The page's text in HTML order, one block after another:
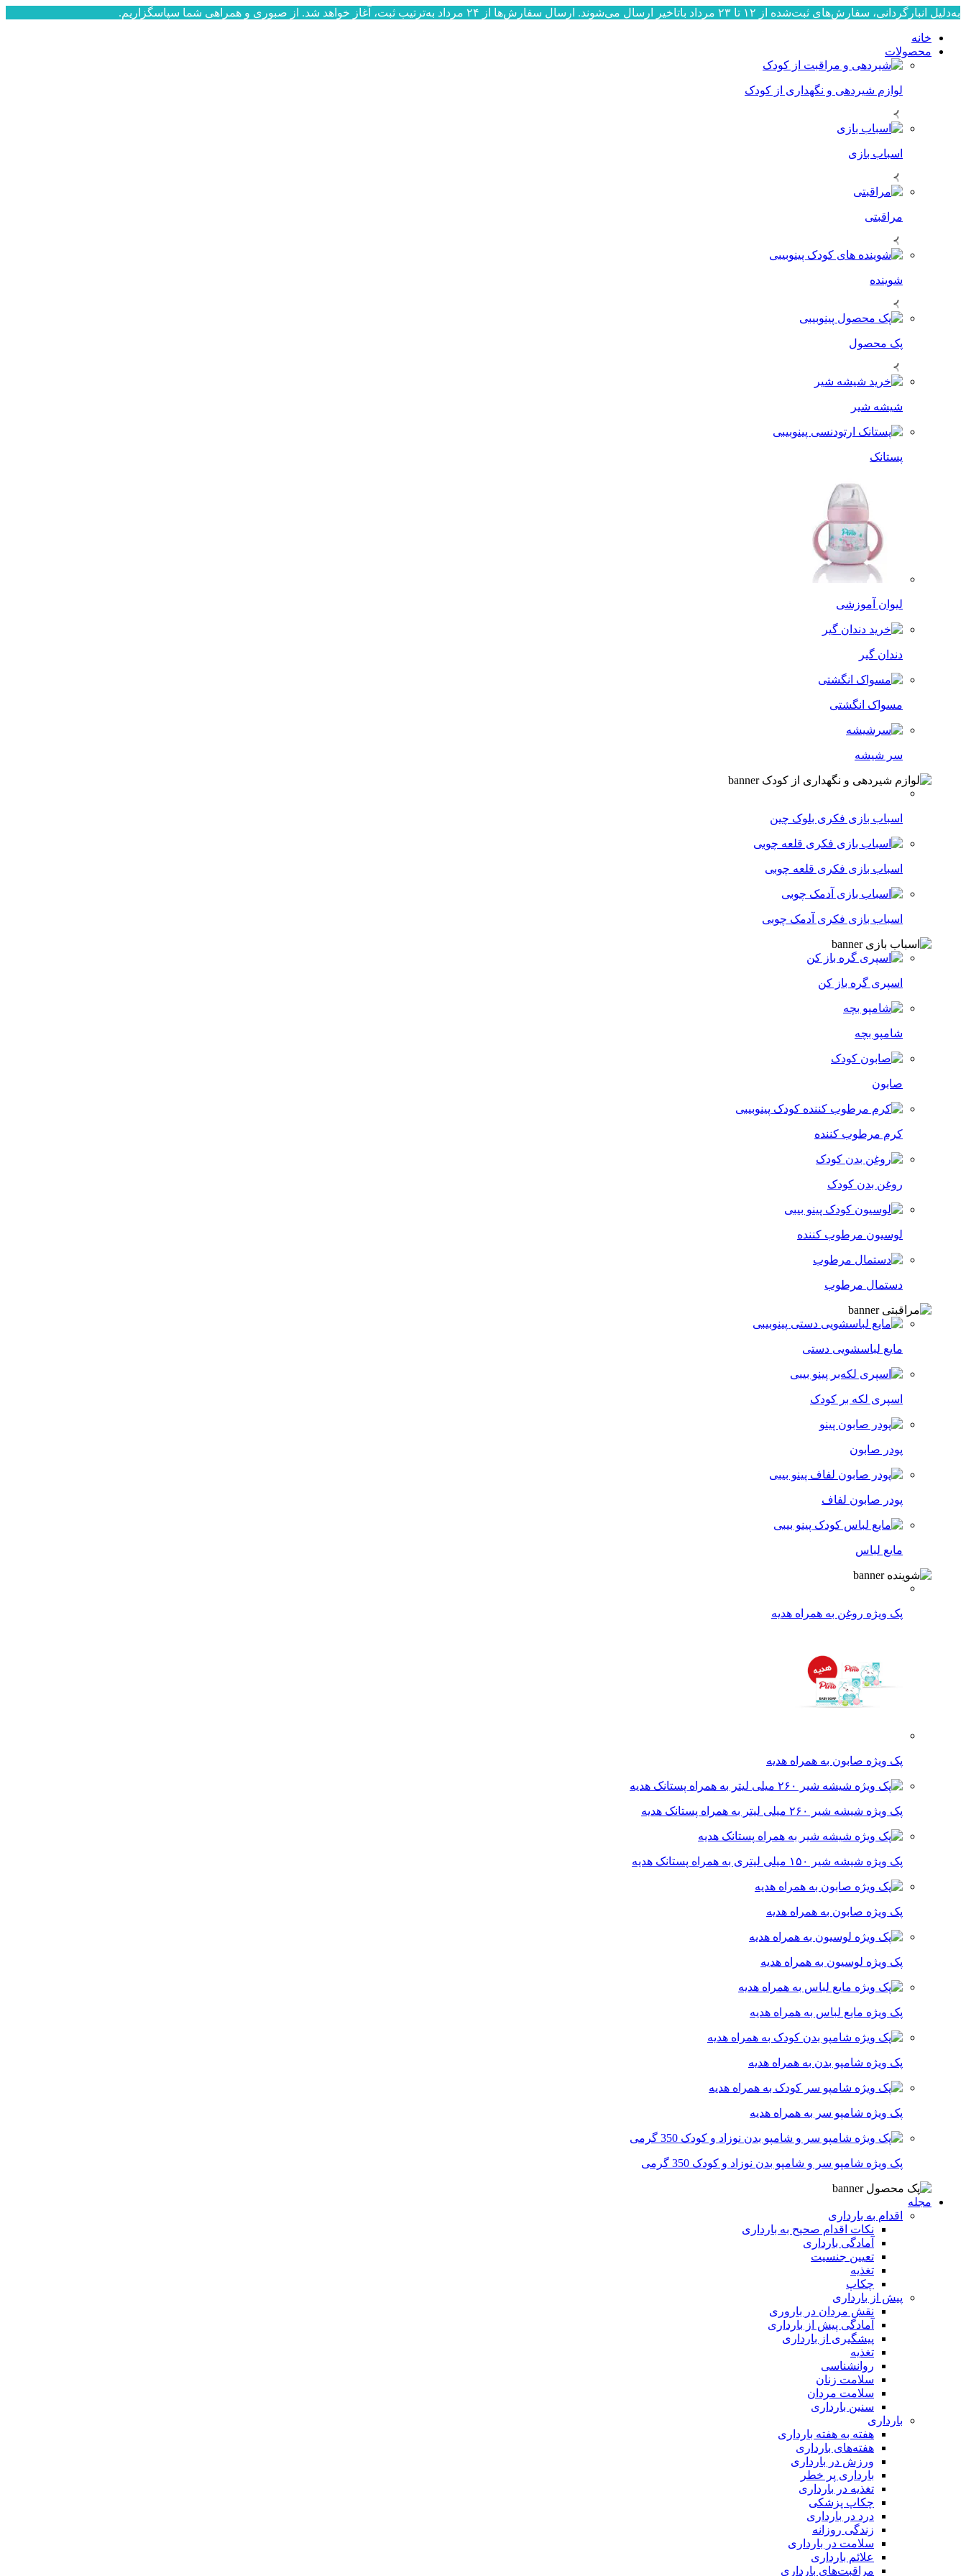
به‌دلیل انبارگردانی، سفارش‌های ثبت‌شده از ۱۲ تا ۲۳ مرداد باتاخیر ارسال می‌شوند. ارسال سفارش‌ها از ۲۴ مرداد به‌ترتیب ثبت، آغاز خواهد شد. از صبوری و همراهی شما سپاسگزاریم.
خانه
محصولات
لوازم شیردهی و نگهداری از کودک
اسباب بازی
مراقبتی
شوینده
پک محصول
شیشه شیر
پستانک
لیوان آموزشی
دندان گیر
مسواک انگشتی
سر شیشه
اسباب بازی فکری بلوک چین
اسباب بازی فکری قلعه چوبی
اسباب بازی فکری آدمک چوبی
اسپری گره باز کن
شامپو بچه
صابون
کرم مرطوب کننده
روغن بدن کودک
لوسیون مرطوب کننده
دستمال مرطوب
مایع لباسشویی دستی
اسپری لکه‌ بر کودک
پودر صابون
پودر صابون لفاف
مایع لباس
پک ویژه روغن به همراه هدیه
پک ویژه صابون به همراه هدیه
پک ویژه شیشه شیر ۲۶۰ میلی لیتر به همراه پستانک هدیه
پک ویژه شیشه شیر ۱۵۰ میلی لیتری به همراه پستانک هدیه
پک ویژه صابون به همراه هدیه
پک ویژه لوسیون به همراه هدیه
پک ویژه مایع لباس به همراه هدیه
پک ویژه شامپو بدن به همراه هدیه
پک ویژه شامپو سر به همراه هدیه
پک ویژه شامپو سر و شامپو بدن نوزاد و کودک 350 گرمی
مجله
اقدام به بارداری
نکات اقدام صحیح به بارداری
آمادگی بارداری
تعیین جنسیت
تغذیه
چکاپ
پیش از بارداری
نقش مردان در باروری
آمادگی پیش از بارداری
پیشگیری از بارداری
تغذیه
روانشناسی
سلامت زنان
سلامت مردان
سنین بارداری
بارداری
هفته‌ به هفته بارداری
هفته‌های بارداری
ورزش در بارداری
بارداری پر خطر
تغذیه در بارداری
چکاپ پزشکی
درد در بارداری
زندگی روزانه
سلامت در بارداری
علائم بارداری
مراقبت‌های بارداری